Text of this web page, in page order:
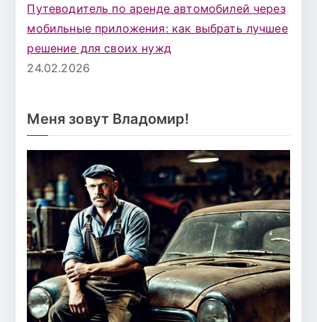
Путеводитель по аренде автомобилей через
мобильные приложения: как выбрать лучшее
решение для своих нужд
24.02.2026
Меня зовут Владомир!